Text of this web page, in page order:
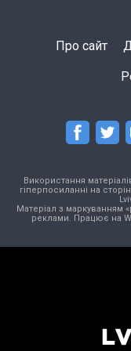
Про сайт
Використання
гіперпосиланні на
Матеріал з маркуванням
реклами. Працює на